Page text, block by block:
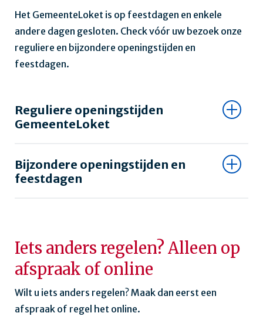
Het GemeenteLoket is op feestdagen en enkele
andere dagen gesloten. Check vóór uw bezoek onze
reguliere en bijzondere openingstijden en
feestdagen.
Reguliere openingstijden
GemeenteLoket
Bijzondere openingstijden en
feestdagen
Iets anders regelen? Alleen op
afspraak of online
Wilt u iets anders regelen? Maak dan eerst een
afspraak of regel het online.